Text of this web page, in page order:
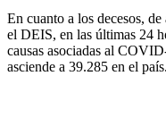
En cuanto a los decesos,
el DEIS, en las últimas 24
causas asociadas al
asciende a 39.285 en el país.